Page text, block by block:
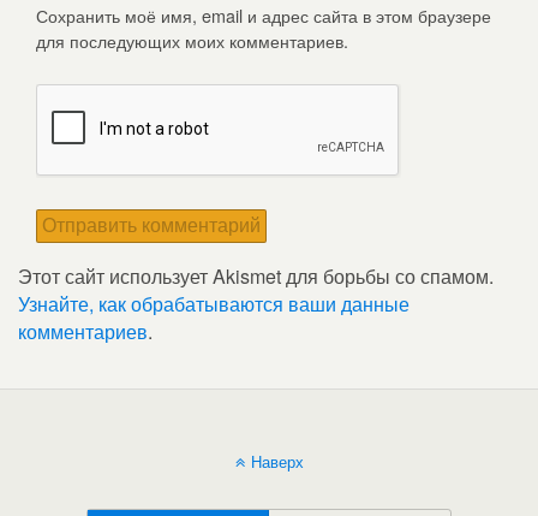
Сохранить моё имя, email и адрес сайта в этом браузере
для последующих моих комментариев.
Этот сайт использует Akismet для борьбы со спамом.
Узнайте, как обрабатываются ваши данные
комментариев.
Наверх